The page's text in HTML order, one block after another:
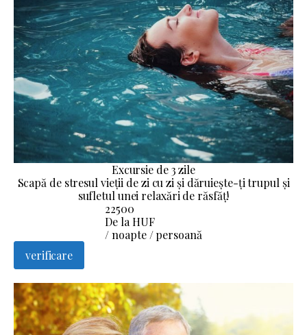
Excursie de 3 zile
Scapă de stresul vieții de zi cu zi și dăruiește-ți trupul și
sufletul unei relaxări de răsfăț!
22500
De la HUF
/ noapte / persoană
verificare